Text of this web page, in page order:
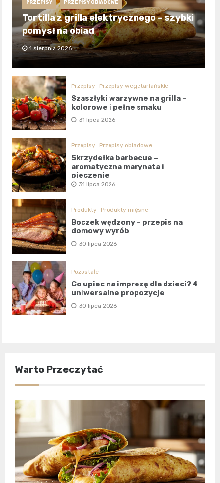
PRZEPISY PRZEPISY OBIADOWE
Tortilla z grilla elektrycznego – szybki
pomysł na obiad
1 sierpnia 2026
Przepisy Przepisy wegetariańskie
Szaszłyki warzywne na grilla –
kolorowe i pełne smaku
31 lipca 2026
Przepisy Przepisy obiadowe
Skrzydełka barbecue –
aromatyczna marynata i
pieczenie
31 lipca 2026
Produkty Produkty mięsne
Boczek wędzony – przepis na
domowy wyrób
30 lipca 2026
Pozostałe
Co upiec na imprezę dla dzieci? 4
uniwersalne propozycje
30 lipca 2026
Warto Przeczytać